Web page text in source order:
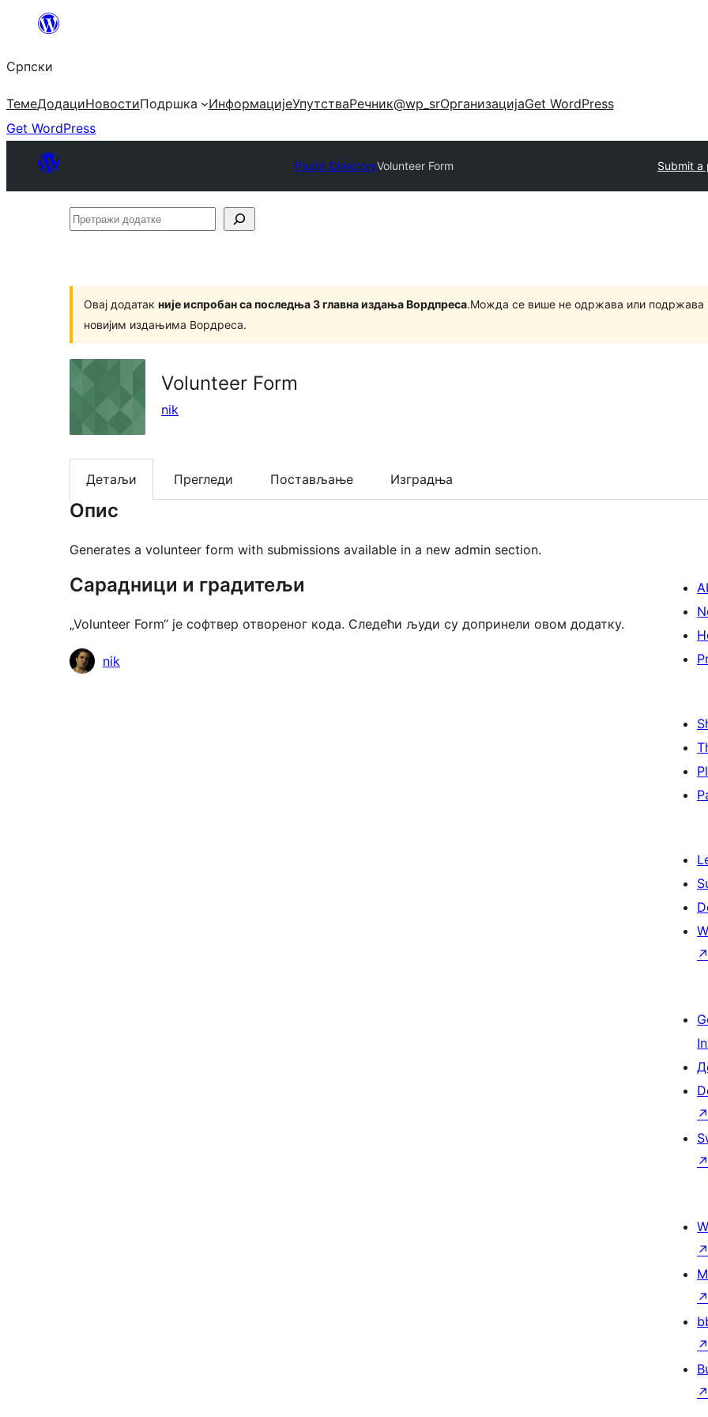
Скочи
садржај
Српски
ТемеДодациНовостиПодршка ИнформацијеУпутстваРечник@wp_srОрганизацијаGet WordPress
Get WordPress
Plugin DirectoryVolunteer Form Submit a
Претражи
Овај додатак није испробан са последња 3 главна издања Вордпреса.Можда се више не одржава или
новијим издањима Вордреса.
Volunteer Form
nik
Детаљи Прегледи Постављање Изградња
Опис
Generates a volunteer form with submissions available in a new admin section.
Сарадници и градитељи
„Volunteer Form“ је софтвер отвореног кода. Следећи људи су допринели овом додатку.
Сарадници
nik
↗
↗
↗
↗
↗
↗
↗